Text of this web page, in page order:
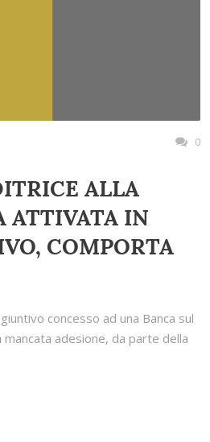
0
ALLA
ATTIVATA IN
COMPORTA
concesso ad una Banca sul
adesione, da parte della